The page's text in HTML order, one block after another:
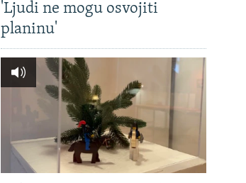
'Ljudi ne mogu osvojiti
planinu'